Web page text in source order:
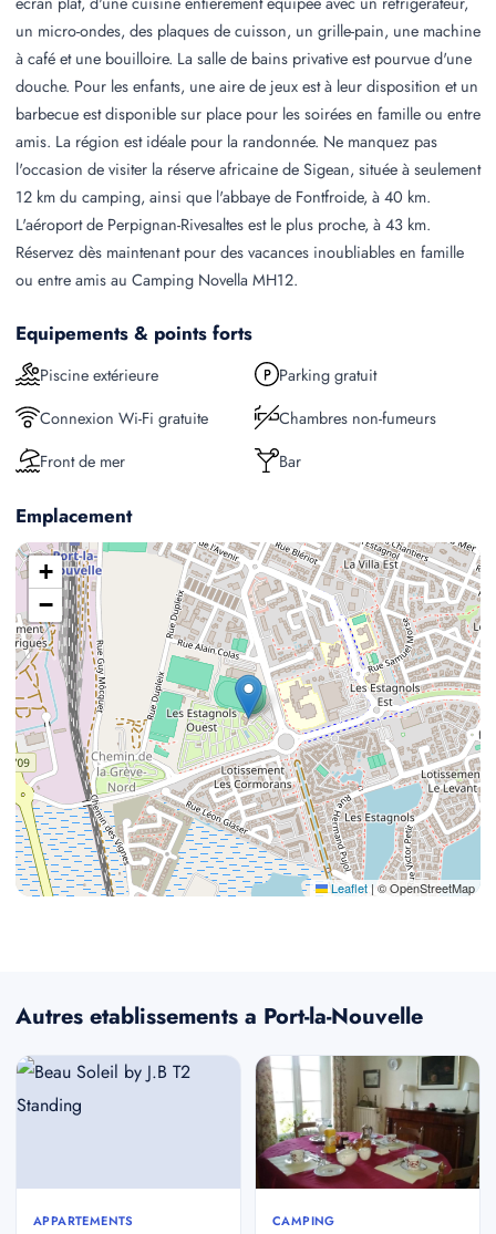
un micro-ondes, des plaques de cuisson, un grille-pain, une machine
à café et une bouilloire. La salle de bains privative est pourvue d'une
douche. Pour les enfants, une aire de jeux est à leur disposition et un
barbecue est disponible sur place pour les soirées en famille ou entre
amis. La région est idéale pour la randonnée. Ne manquez pas
l'occasion de visiter la réserve africaine de Sigean, située à seulement
12 km du camping, ainsi que l'abbaye de Fontfroide, à 40 km.
L'aéroport de Perpignan-Rivesaltes est le plus proche, à 43 km.
Réservez dès maintenant pour des vacances inoubliables en famille
ou entre amis au Camping Novella MH12.
Equipements & points forts
Piscine extérieure
Parking gratuit
Connexion Wi-Fi gratuite
Chambres non-fumeurs
Front de mer
Bar
Emplacement
+
−
Leaflet |© OpenStreetMap
Autres etablissements a Port-la-Nouvelle
APPARTEMENTS CAMPING